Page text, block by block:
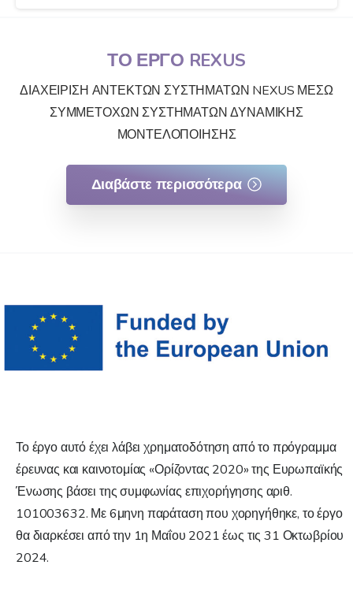
ΤΟ ΕΡΓΟ REXUS
ΔΙΑΧΕΙΡΙΣΗ ΑΝΤΕΚΤΩΝ ΣΥΣΤΗΜΑΤΩΝ NEXUS ΜΕΣΩ
ΣΥΜΜΕΤΟΧΩΝ ΣΥΣΤΗΜΑΤΩΝ ΔΥΝΑΜΙΚΗΣ
ΜΟΝΤΕΛΟΠΟΙΗΣΗΣ
Διαβάστε περισσότερα
Το έργο αυτό έχει λάβει χρηματοδότηση από το πρόγραμμα
έρευνας και καινοτομίας «Ορίζοντας 2020» της Ευρωπαϊκής
Ένωσης βάσει της συμφωνίας επιχορήγησης αριθ.
101003632. Με 6μηνη παράταση που χορηγήθηκε, το έργο
θα διαρκέσει από την 1η Μαΐου 2021 έως τις 31 Οκτωβρίου
2024.